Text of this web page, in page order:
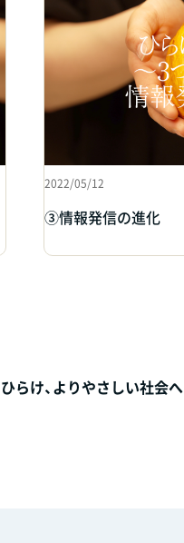
2022/05/12
③情報発信の進化
ひらけ、よりやさしい社会へ